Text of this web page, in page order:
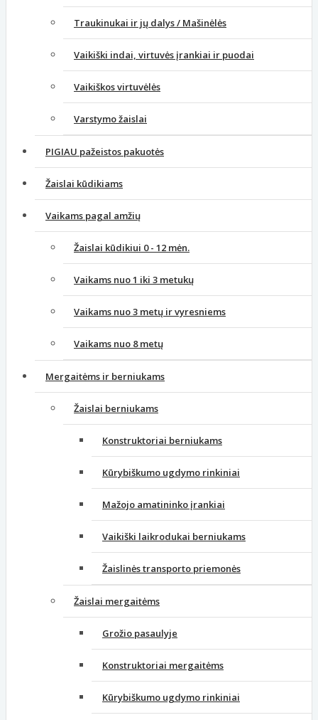
Traukinukai ir jų dalys / Mašinėlės
Vaikiški indai, virtuvės įrankiai ir puodai
Vaikiškos virtuvėlės
Varstymo žaislai
PIGIAU pažeistos pakuotės
Žaislai kūdikiams
Vaikams pagal amžių
Žaislai kūdikiui 0 - 12 mėn.
Vaikams nuo 1 iki 3 metukų
Vaikams nuo 3 metų ir vyresniems
Vaikams nuo 8 metų
Mergaitėms ir berniukams
Žaislai berniukams
Konstruktoriai berniukams
Kūrybiškumo ugdymo rinkiniai
Mažojo amatininko įrankiai
Vaikiški laikrodukai berniukams
Žaislinės transporto priemonės
Žaislai mergaitėms
Grožio pasaulyje
Konstruktoriai mergaitėms
Kūrybiškumo ugdymo rinkiniai